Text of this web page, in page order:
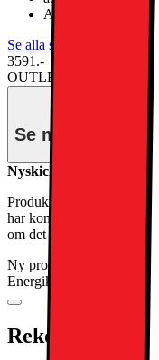
AI-driven SmartTV
Se alla specifikationer
3591.-
OUTLET PRIS
Nypris
Se månadspris
Nyskick - i
Produkten kan vara ett
har kontrollerats och alla
om det vore en ny produkt.
Ny produkt
Energiklass